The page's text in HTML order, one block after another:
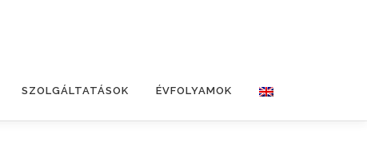
SZOLGÁLTATÁSOK ÉVFOLYAMOK